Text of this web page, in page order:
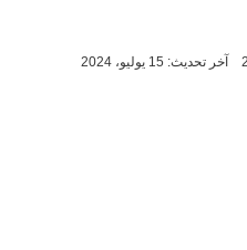
آخر تحديث: 15 يوليو، 2024